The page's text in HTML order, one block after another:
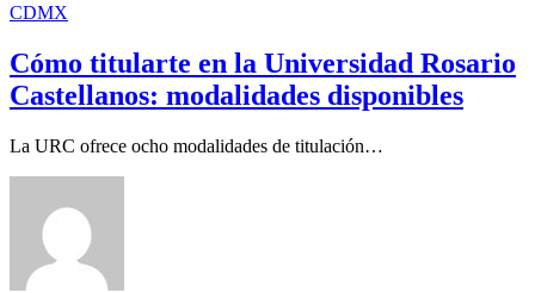
CDMX
Cómo titularte en la Universidad Rosario
Castellanos: modalidades disponibles
La URC ofrece ocho modalidades de titulación…